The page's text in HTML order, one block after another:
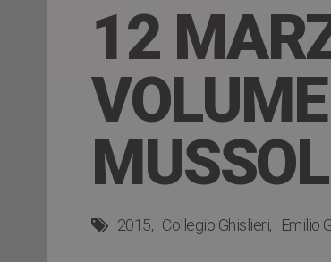
12
2015 Collegio Ghislieri Emilio